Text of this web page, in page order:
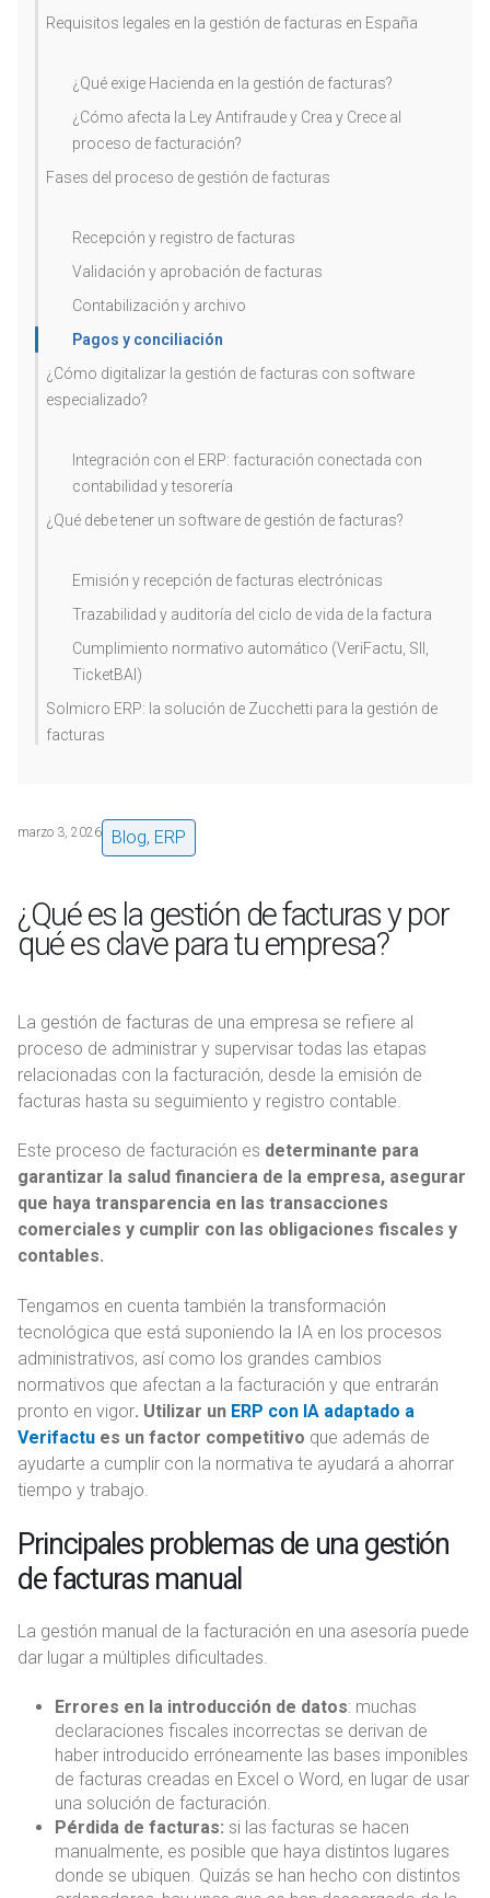
Requisitos legales en la gestión de facturas en España
¿Qué exige Hacienda en la gestión de facturas?
¿Cómo afecta la Ley Antifraude y Crea y Crece al
proceso de facturación?
Fases del proceso de gestión de facturas
Recepción y registro de facturas
Validación y aprobación de facturas
Contabilización y archivo
Pagos y conciliación
¿Cómo digitalizar la gestión de facturas con software
especializado?
Integración con el ERP: facturación conectada con
contabilidad y tesorería
¿Qué debe tener un software de gestión de facturas?
Emisión y recepción de facturas electrónicas
Trazabilidad y auditoría del ciclo de vida de la factura
Cumplimiento normativo automático (VeriFactu, SII,
TicketBAI)
Solmicro ERP: la solución de Zucchetti para la gestión de
facturas
marzo 3, 2026 Blog, ERP
¿Qué es la gestión de facturas y por
qué es clave para tu empresa?
La gestión de facturas de una empresa se refiere al
proceso de administrar y supervisar todas las etapas
relacionadas con la facturación, desde la emisión de
facturas hasta su seguimiento y registro contable.
Este proceso de facturación es determinante para
garantizar la salud financiera de la empresa, asegurar
que haya transparencia en las transacciones
comerciales y cumplir con las obligaciones fiscales y
contables.
Tengamos en cuenta también la transformación
tecnológica que está suponiendo la IA en los procesos
administrativos, así como los grandes cambios
normativos que afectan a la facturación y que entrarán
pronto en vigor. Utilizar un ERP con IA adaptado a
Verifactu es un factor competitivo que además de
ayudarte a cumplir con la normativa te ayudará a ahorrar
tiempo y trabajo.
Principales problemas de una gestión
de facturas manual
La gestión manual de la facturación en una asesoría puede
dar lugar a múltiples dificultades.
Errores en la introducción de datos: muchas
declaraciones fiscales incorrectas se derivan de
haber introducido erróneamente las bases imponibles
de facturas creadas en Excel o Word, en lugar de usar
una solución de facturación.
Pérdida de facturas: si las facturas se hacen
manualmente, es posible que haya distintos lugares
donde se ubiquen. Quizás se han hecho con distintos